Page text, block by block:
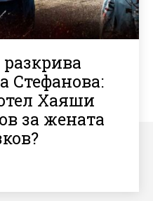
Стефанова:
Хаяши
за жената